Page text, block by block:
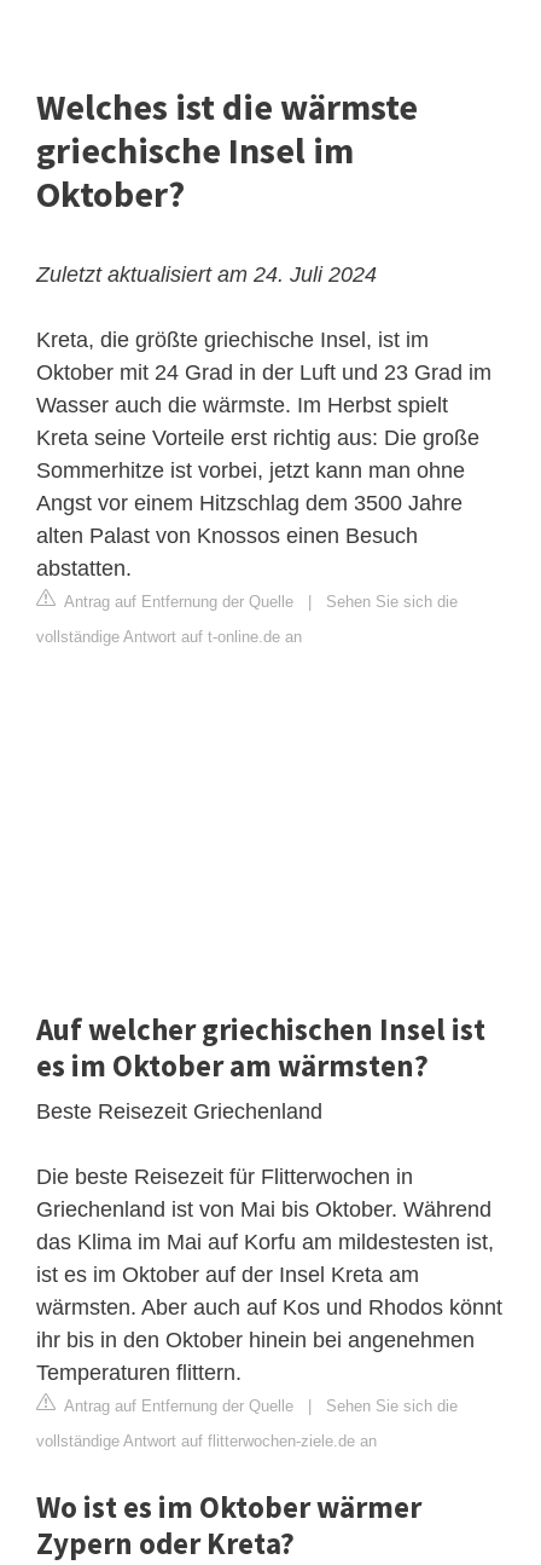
Welches ist die wärmste
griechische Insel im
Oktober?
Zuletzt aktualisiert am 24. Juli 2024
Kreta, die größte griechische Insel, ist im
Oktober mit 24 Grad in der Luft und 23 Grad im
Wasser auch die wärmste. Im Herbst spielt
Kreta seine Vorteile erst richtig aus: Die große
Sommerhitze ist vorbei, jetzt kann man ohne
Angst vor einem Hitzschlag dem 3500 Jahre
alten Palast von Knossos einen Besuch
abstatten.
Antrag auf Entfernung der Quelle
Sehen Sie sich die
vollständige Antwort auf t-online.de an
Auf welcher griechischen Insel ist
es im Oktober am wärmsten?
Beste Reisezeit Griechenland
Die beste Reisezeit für Flitterwochen in
Griechenland ist von Mai bis Oktober. Während
das Klima im Mai auf Korfu am mildestesten ist,
ist es im Oktober auf der Insel Kreta am
wärmsten. Aber auch auf Kos und Rhodos könnt
ihr bis in den Oktober hinein bei angenehmen
Temperaturen flittern.
Antrag auf Entfernung der Quelle
Sehen Sie sich die
vollständige Antwort auf flitterwochen-ziele.de an
Wo ist es im Oktober wärmer
Zypern oder Kreta?